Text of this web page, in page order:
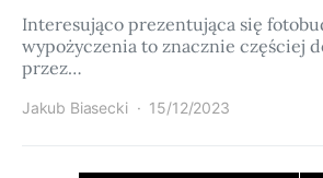
Interesująco prezentująca się
wypożyczenia to znacznie częściej
przez…
Jakub Biasecki 15/12/2023